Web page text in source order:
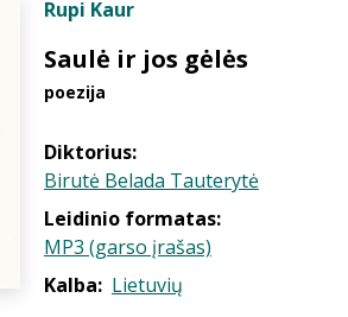
Rupi Kaur
Saulė ir jos gėlės
poezija
Diktorius:
Birutė Belada Tauterytė
Leidinio formatas:
MP3 (garso įrašas)
Kalba: Lietuvių